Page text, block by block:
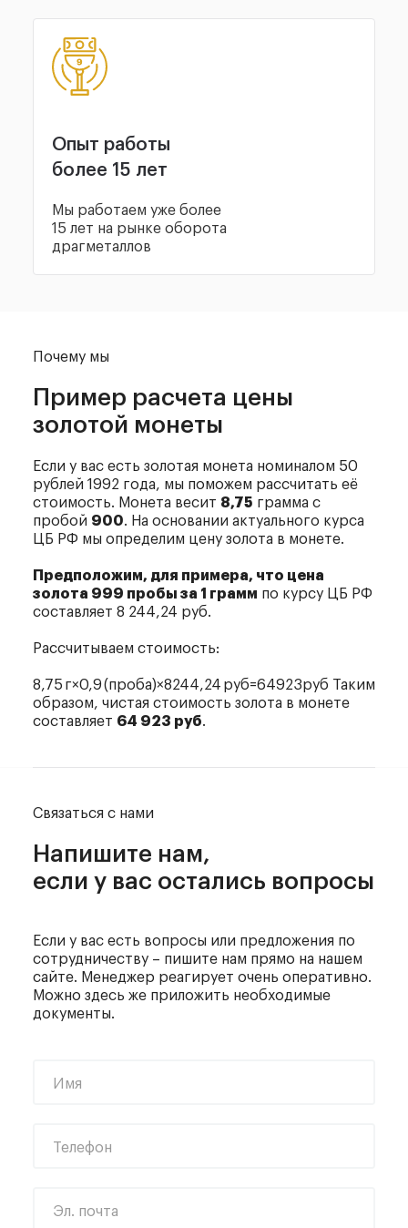
Опыт работы
более 15 лет
Мы работаем уже более
15 лет на рынке оборота
драгметаллов
Почему мы
Пример расчета цены
золотой монеты
Если у вас есть золотая монета номиналом 50
рублей 1992 года, мы поможем рассчитать её
стоимость. Монета весит 8,75 грамма с
пробой 900. На основании актуального курса
ЦБ РФ мы определим цену золота в монете.
Предположим, для примера, что цена
золота 999 пробы за 1 грамм по курсу ЦБ РФ
составляет 8 244,24 руб.
Рассчитываем стоимость:
8,75 г×0,9 (проба)×8244,24 руб=64923руб Таким
образом, чистая стоимость золота в монете
составляет 64 923 руб.
Связаться с нами
Напишите нам,
если у вас остались вопросы
Если у вас есть вопросы или предложения по
сотрудничеству – пишите нам прямо на нашем
сайте. Менеджер реагирует очень оперативно.
Можно здесь же приложить необходимые
документы.
Имя
Телефон
Эл. почта